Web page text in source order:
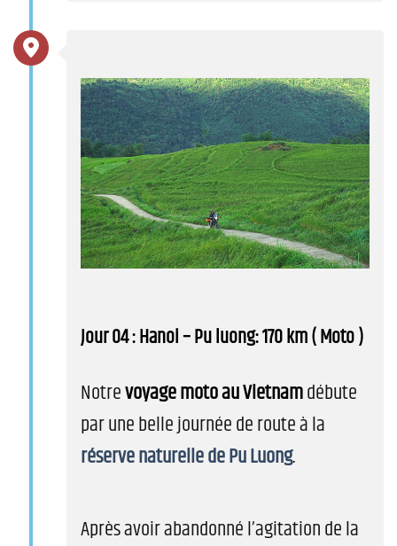
Jour 04 : Hanoi – Pu luong: 170 km ( Moto )
Notrevoyage moto au Vietnamdébute
par une belle journée de route à la
réserve naturelle de Pu Luong.
Après avoir abandonné l’agitation de la